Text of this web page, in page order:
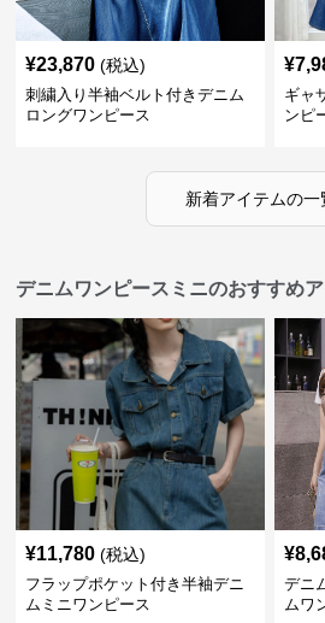
¥23,870 (税込)
刺繍入り半袖ベルト付きデニム
ロングワンピース
¥
ギャ
ンピ
新着アイテムの一
デニムワンピースミニのおすすめ
¥11,780 (税込)
フラップポケット付き半袖デニ
ムミニワンピース
¥
デニ
ムワ